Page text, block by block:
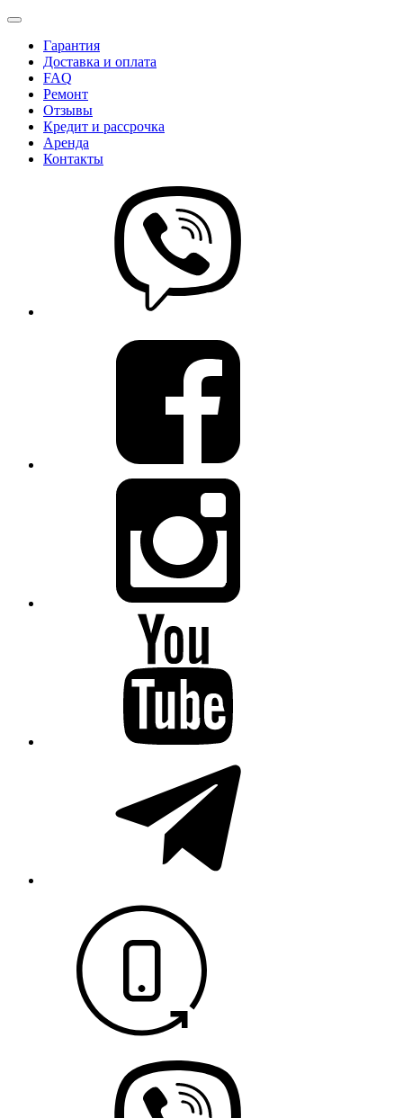
Гарантия
Доставка и оплата
FAQ
Ремонт
Отзывы
Кредит и рассрочка
Аренда
Контакты